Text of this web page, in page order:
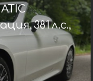
381 л.с.,